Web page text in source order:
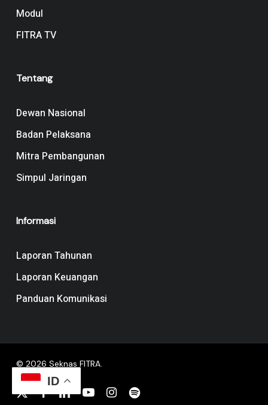
Modul
FITRA TV
Tentang
Dewan Nasional
Badan Pelaksana
Mitra Pembangunan
Simpul Jaringan
Informasi
Laporan Tahunan
Laporan Keuangan
Panduan Komunikasi
© 2026 Seknas FITRA.
linkedinyoutubeinstagramspotify
ID